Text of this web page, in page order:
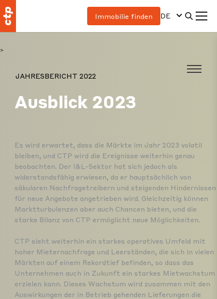
Immobilie finden DE
>
JAHRESBERICHT 2022
Ausblick 2023
Es wird erwartet, dass die Märkte im Jahr 2023 volatil
bleiben, und CTP wird die Ereignisse weiterhin genau
beobachten. Der I&L-Sektor hat sich jedoch als
widerstandsfähig erwiesen, da er hauptsächlich von
säkularen Nachfragetreibern und steigenden Hindernissen
für neue Angebote angetrieben wird. Gleichzeitig können
Marktturbulenzen aber auch Chancen bieten, und die
starke Bilanz von CTP ermöglicht neue Möglichkeiten.
CTP sieht weiterhin ein starkes operatives Umfeld mit
hoher Mieternachfrage und Leerständen, die sich in vielen
Märkten auf einem Rekordtief befinden, so dass das
Unternehmen auch in Zukunft ein starkes Mietwachstum
erzielen kann. Dieses Wachstum wird zusammen mit den
Auswirkungen der in Betrieb gehenden Lieferungen die